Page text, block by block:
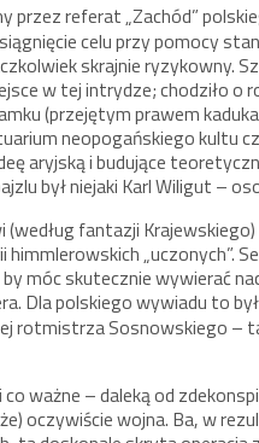
przez referat „Zachód”
celu przy pomocy
skrajnie ryzykowny.
w tej intrydze; chodziło
(przejętym prawem
neopogańskiego kultu
aryjską i budujące
był niejaki Karl Wiligut –
fantazji
„uczonych”.
móc skutecznie wywierać
Dla polskiego wywiadu to
rotmistrza Sosnowskiego
ważne – daleką od
oczywiście wojna. Ba, w